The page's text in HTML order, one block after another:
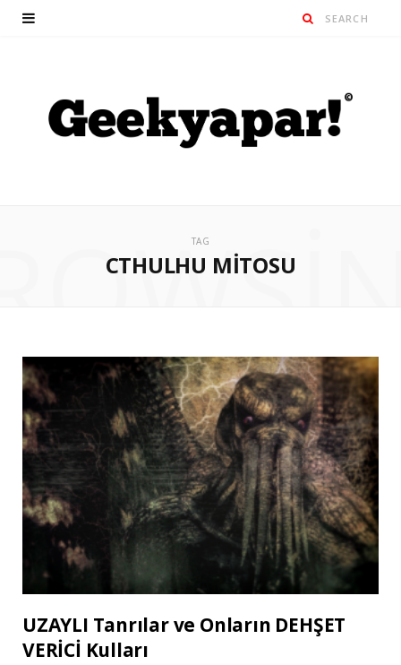
TAG
CTHULHU MITOSU
UZAYLI Tanrılar ve Onların DEHŞET
VERİCİ Kulları